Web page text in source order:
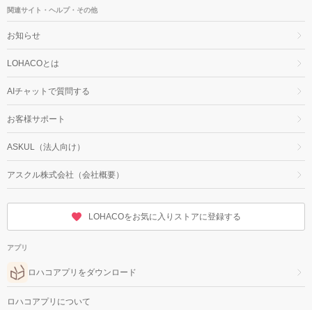
関連サイト・ヘルプ・その他
お知らせ
LOHACOとは
AIチャットで質問する
お客様サポート
ASKUL（法人向け）
アスクル株式会社（会社概要）
LOHACOをお気に入りストアに登録する
アプリ
ロハコアプリをダウンロード
ロハコアプリについて